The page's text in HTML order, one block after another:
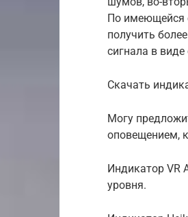
По имеющейся
получить
сигнала в
Скачать
Могу
оповещением,
Индикатор VR
уровня.